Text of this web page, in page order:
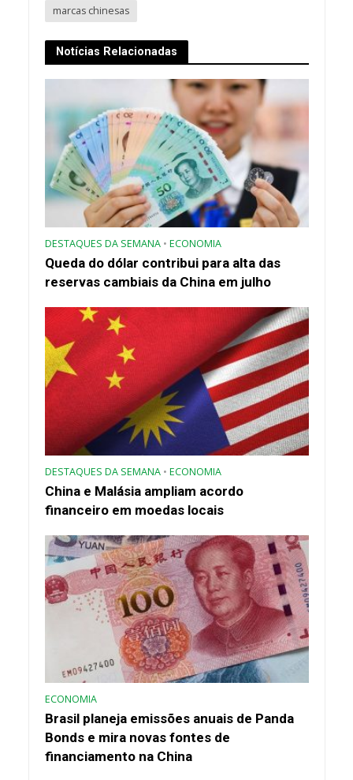
marcas chinesas
Notícias Relacionadas
DESTAQUES DA SEMANA • ECONOMIA
Queda do dólar contribui para alta das
reservas cambiais da China em julho
DESTAQUES DA SEMANA • ECONOMIA
China e Malásia ampliam acordo
financeiro em moedas locais
ECONOMIA
Brasil planeja emissões anuais de Panda
Bonds e mira novas fontes de
financiamento na China